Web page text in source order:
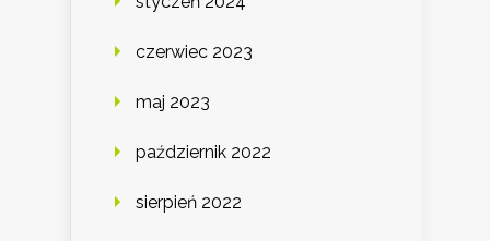
czerwiec 2023
maj 2023
październik 2022
sierpień 2022